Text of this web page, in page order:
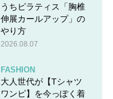
うちピラティス「胸椎
伸展カールアップ」の
やり方
2026.08.07
FASHION
大人世代が【Tシャツ
ワンピ】を今っぽく着